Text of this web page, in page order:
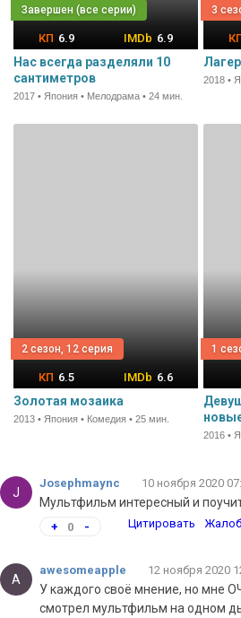
6.9 6.9
Нас всегда разделяли 10
сантиметров
2017 • Япония • Мелодрама • 24 мин.
3
2018 •
2 сезон, 12 серия
6.5 6.6
Золотая мозаика
2013 • Япония • Комедия • 25 мин.
1
2016 •
J
Josephmaync 10 ноября 2020
Мультфильм интересный и
+ 0 - Цитировать
A
awesomeapple 12 ноября 2020
У каждого своё мнение, но мне
смотрел мультфильм на одном